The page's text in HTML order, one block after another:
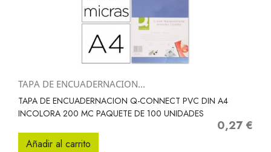
TAPA DE ENCUADERNACION...
TAPA DE ENCUADERNACION Q-CONNECT PVC DIN A4
INCOLORA 200 MC PAQUETE DE 100 UNIDADES
Precio
0,27 €
Añadir al carrito